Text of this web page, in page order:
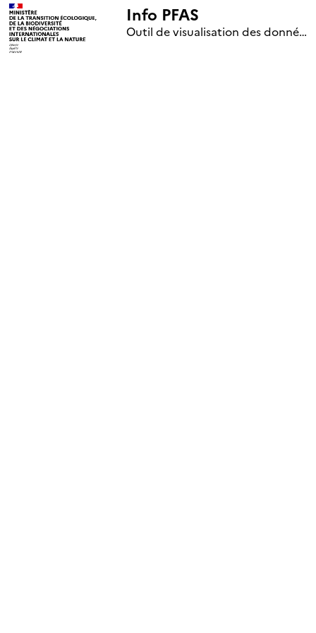
Info PFAS
Outil de visualisation des données nationales de surveillance des substances PFAS (mise à jour le 1er jour de chaque mois)
+
–